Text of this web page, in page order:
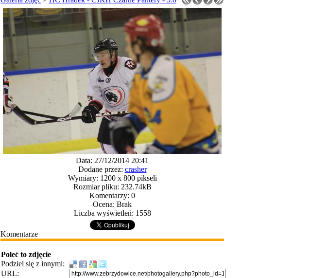
Data: 27/12/2014 20:41
Dodane przez: crasher
Wymiary: 1200 x 800 pikseli
Rozmiar pliku: 232.74kB
Komentarzy: 0
Ocena: Brak
Liczba wyświetleń: 1558
Komentarze
Poleć to zdjęcie
Podziel się z innymi:
URL: